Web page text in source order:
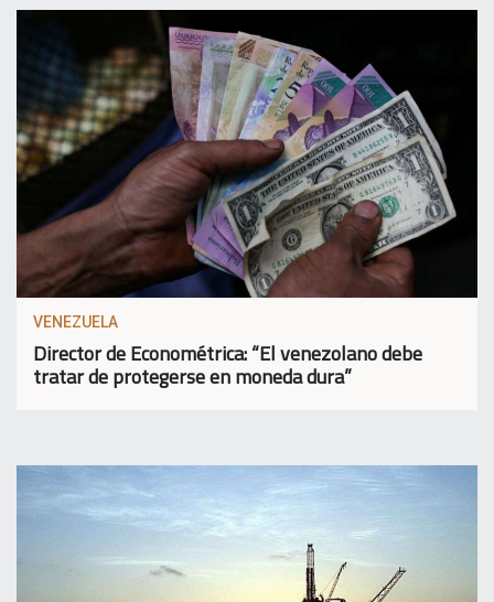
VENEZUELA
Director de Econométrica: “El venezolano debe
tratar de protegerse en moneda dura”